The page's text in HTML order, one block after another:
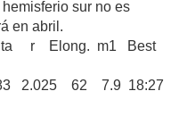
sur no es
en abril.
r Elong. m1 Best
2.025 62 7.9 18:27